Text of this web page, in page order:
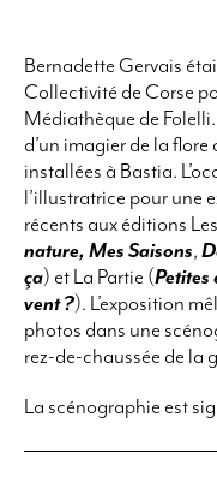
Bernadette Gervais
Collectivité de Corse
Médiathèque de
d’un imagier de la
installées à Bastia.
l’illustratrice pour une
récents aux éditions
nature, Mes Saisons,
ça) et La Partie (Petites
vent ?). L’exposition
photos dans une
rez-de-chaussée de la
La scénographie est